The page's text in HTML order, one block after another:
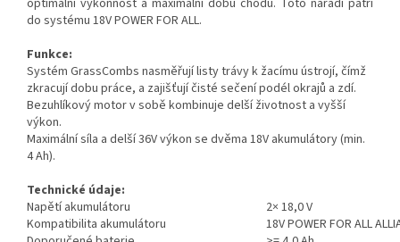
optimální výkonnost a maximální dobu chodu. Toto nářadí patří
do systému 18V POWER FOR ALL.
Funkce:
Systém GrassCombs nasměřují listy trávy k žacímu ústrojí, čímž
zkracují dobu práce, a zajišťují čisté sečení podél okrajů a zdí.
Bezuhlíkový motor v sobě kombinuje delší životnost a vyšší
výkon.
Maximální síla a delší 36V výkon se dvěma 18V akumulátory (min.
4 Ah).
Technické údaje:
Napětí akumulátoru
2× 18,0 V
Kompatibilita akumulátoru
18V POWER FOR ALL